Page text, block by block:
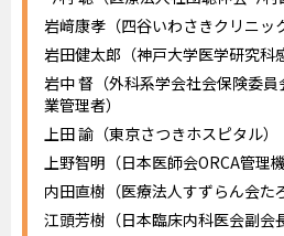
岩﨑康孝（四谷いわさきクリニッ
岩田健太郎（神戸大学医学研究科
岩中 督（外科系学会社会保険委
業管理者）
上田 諭（東京さつきホスピタル）
上野智明（日本医師会ORCA管理
内田直樹（医療法人すずらん会た
江頭芳樹（日本臨床内科医会副会